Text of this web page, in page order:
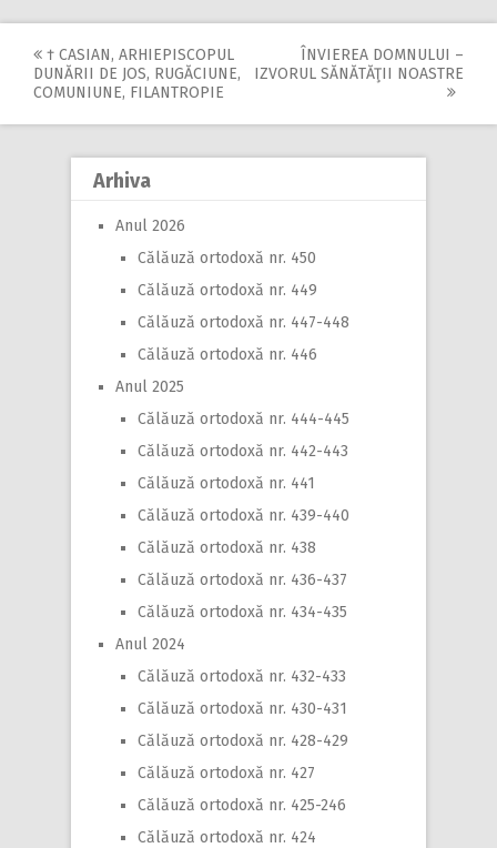
Post
navigation
† CASIAN, ARHIEPISCOPUL
DUNĂRII DE JOS, RUGĂCIUNE,
COMUNIUNE, FILANTROPIE
ÎNVIEREA DOMNULUI –
IZVORUL SĂNĂTĂŢII NOASTRE
Arhiva
Anul 2026
Călăuză ortodoxă nr. 450
Călăuză ortodoxă nr. 449
Călăuză ortodoxă nr. 447-448
Călăuză ortodoxă nr. 446
Anul 2025
Călăuză ortodoxă nr. 444-445
Călăuză ortodoxă nr. 442-443
Călăuză ortodoxă nr. 441
Călăuză ortodoxă nr. 439-440
Călăuză ortodoxă nr. 438
Călăuză ortodoxă nr. 436-437
Călăuză ortodoxă nr. 434-435
Anul 2024
Călăuză ortodoxă nr. 432-433
Călăuză ortodoxă nr. 430-431
Călăuză ortodoxă nr. 428-429
Călăuză ortodoxă nr. 427
Călăuză ortodoxă nr. 425-246
Călăuză ortodoxă nr. 424